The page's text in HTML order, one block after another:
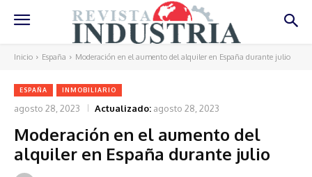
Inicio España Moderación en el aumento del alquiler en España durante julio
ESPAÑA INMOBILIARIO
agosto 28, 2023 Actualizado: agosto 28, 2023
Moderación en el aumento del
alquiler en España durante julio